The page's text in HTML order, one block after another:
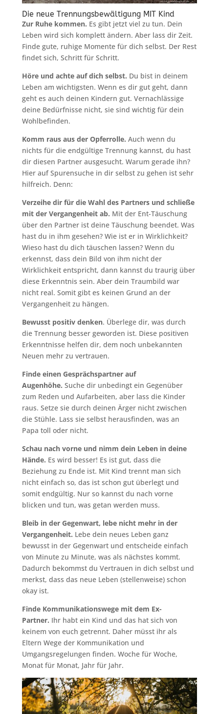
Die neue Trennungsbewältigung MIT Kind
Zur Ruhe kommen. Es gibt jetzt viel zu tun. Dein
Leben wird sich komplett ändern. Aber lass dir Zeit.
Finde gute, ruhige Momente für dich selbst. Der Rest
findet sich, Schritt für Schritt.
Höre und achte auf dich selbst. Du bist in deinem
Leben am wichtigsten. Wenn es dir gut geht, dann
geht es auch deinen Kindern gut. Vernachlässige
deine Bedürfnisse nicht, sie sind wichtig für dein
Wohlbefinden.
Komm raus aus der Opferrolle. Auch wenn du
nichts für die endgültige Trennung kannst, du hast
dir diesen Partner ausgesucht. Warum gerade ihn?
Hier auf Spurensuche in dir selbst zu gehen ist sehr
hilfreich. Denn:
Verzeihe dir für die Wahl des Partners und schließe
mit der Vergangenheit ab. Mit der Ent-Täuschung
über den Partner ist deine Täuschung beendet. Was
hast du in ihm gesehen? Wie ist er in Wirklichkeit?
Wieso hast du dich täuschen lassen? Wenn du
erkennst, dass dein Bild von ihm nicht der
Wirklichkeit entspricht, dann kannst du traurig über
diese Erkenntnis sein. Aber dein Traumbild war
nicht real. Somit gibt es keinen Grund an der
Vergangenheit zu hängen.
Bewusst positiv denken. Überlege dir, was durch
die Trennung besser geworden ist. Diese positiven
Erkenntnisse helfen dir, dem noch unbekannten
Neuen mehr zu vertrauen.
Finde einen Gesprächspartner auf
Augenhöhe. Suche dir unbedingt ein Gegenüber
zum Reden und Aufarbeiten, aber lass die Kinder
raus. Setze sie durch deinen Ärger nicht zwischen
die Stühle. Lass sie selbst herausfinden, was an
Papa toll oder nicht.
Schau nach vorne und nimm dein Leben in deine
Hände. Es wird besser! Es ist gut, dass die
Beziehung zu Ende ist. Mit Kind trennt man sich
nicht einfach so, das ist schon gut überlegt und
somit endgültig. Nur so kannst du nach vorne
blicken und tun, was getan werden muss.
Bleib in der Gegenwart, lebe nicht mehr in der
Vergangenheit. Lebe dein neues Leben ganz
bewusst in der Gegenwart und entscheide einfach
von Minute zu Minute, was als nächstes kommt.
Dadurch bekommst du Vertrauen in dich selbst und
merkst, dass das neue Leben (stellenweise) schon
okay ist.
Finde Kommunikationswege mit dem Ex-
Partner. Ihr habt ein Kind und das hat sich von
keinem von euch getrennt. Daher müsst ihr als
Eltern Wege der Kommunikation und
Umgangsregelungen finden. Woche für Woche,
Monat für Monat, Jahr für Jahr.